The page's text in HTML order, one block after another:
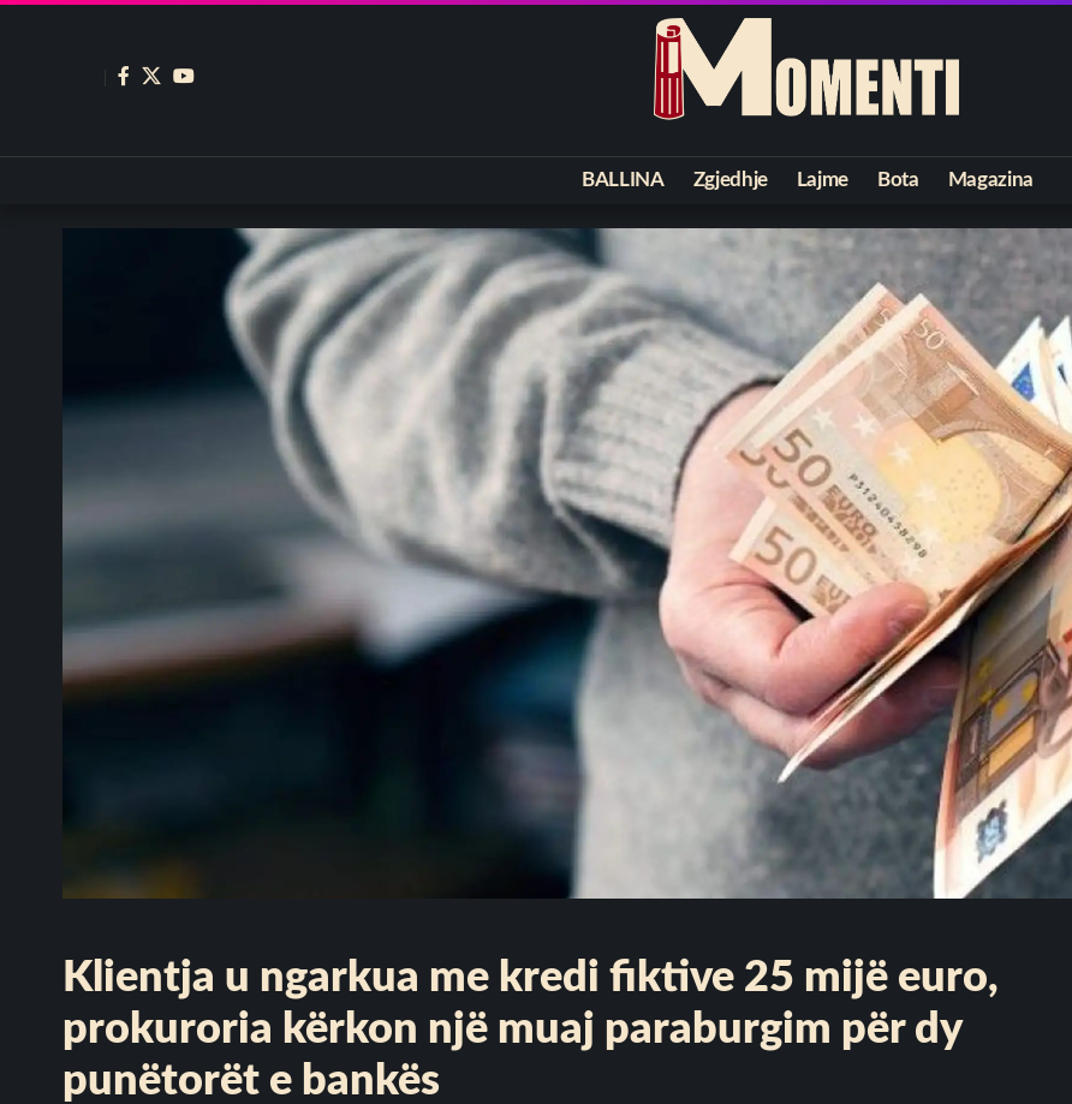
BALLINA Zgjedhje Lajme Bota Magazina
Klientja u ngarkua me kredi fiktive 25 mijë euro,
prokuroria kërkon një muaj paraburgim për dy
punëtorët e bankës